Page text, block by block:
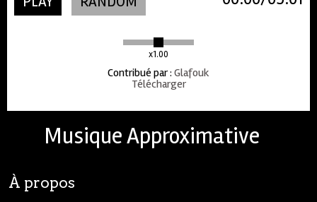
x1.00
Contribué par: Glafouk
Télécharger
Musique Approximative
À propos